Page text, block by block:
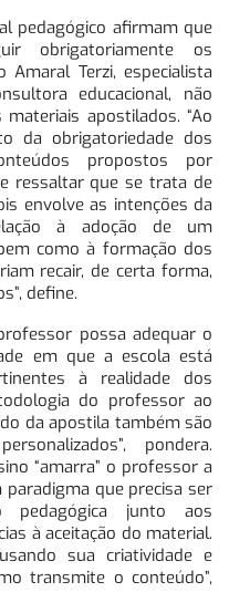
pedagógico afirmam que
obrigatoriamente os
Terzi, especialista
educacional, não
apostilados. “Ao
da obrigatoriedade dos
propostos por
ressaltar que se trata de
envolve as intenções da
à adoção de um
como à formação dos
recair, de certa forma,
define.
possa adequar o
em que a escola está
à realidade dos
do professor ao
da apostila também são
pondera.
“amarra” o professor a
que precisa ser
pedagógica junto aos
à aceitação do material.
sua criatividade e
transmite o conteúdo”,